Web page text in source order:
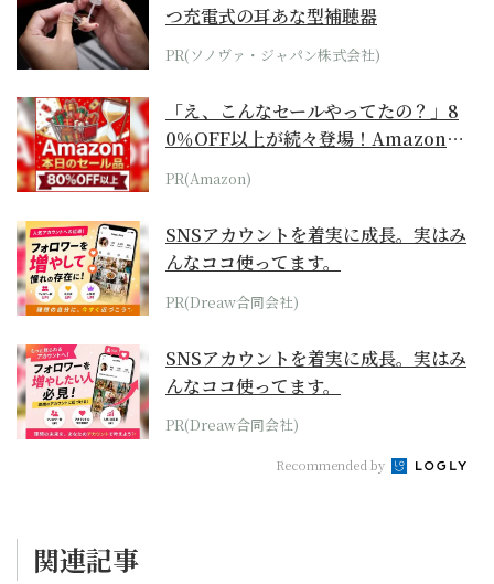
つ充電式の耳あな型補聴器
PR(ソノヴァ・ジャパン株式会社)
「え、こんなセールやってたの？」8
0％OFF以上が続々登場！Amazonの
本気が...
PR(Amazon)
SNSアカウントを着実に成長。実はみ
んなココ使ってます。
PR(Dreaw合同会社)
SNSアカウントを着実に成長。実はみ
んなココ使ってます。
PR(Dreaw合同会社)
Recommended by
関連記事